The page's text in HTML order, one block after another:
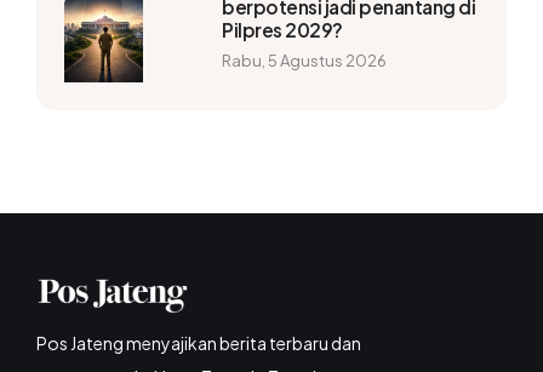
berpotensi jadi penantang di
Pilpres 2029?
Rabu, 5 Agustus 2026
Pos Jateng menyajikan berita terbaru dan